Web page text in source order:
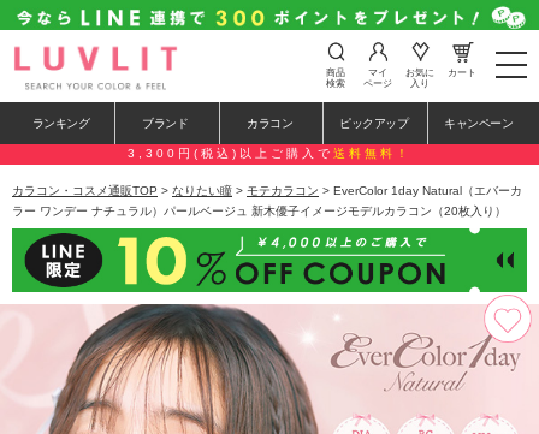
t
o
e
n
a
a
i
o
n
商品
検索
マイ
ページ
お気に
入り
カート
ランキング ブランド カラコン ピックアップ キャンペーン
3,300円(税込)以上ご購入で 送料無料！
カラコン・コスメ通販TOP > なりたい瞳 > モテカラコン > EverColor 1day Natural（エバーカ
ラー ワンデー ナチュラル）パールベージュ 新木優子イメージモデルカラコン（20枚入り）